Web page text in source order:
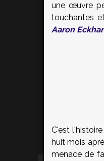
une œuvre
touchantes
Aaron
C'est
huit mois
menace de